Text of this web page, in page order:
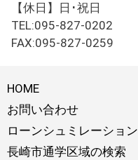
【休日】日･祝日
TEL:095-827-0202
FAX:095-827-0259
HOME
お問い合わせ
ローンシュミレーション
長崎市通学区域の検索